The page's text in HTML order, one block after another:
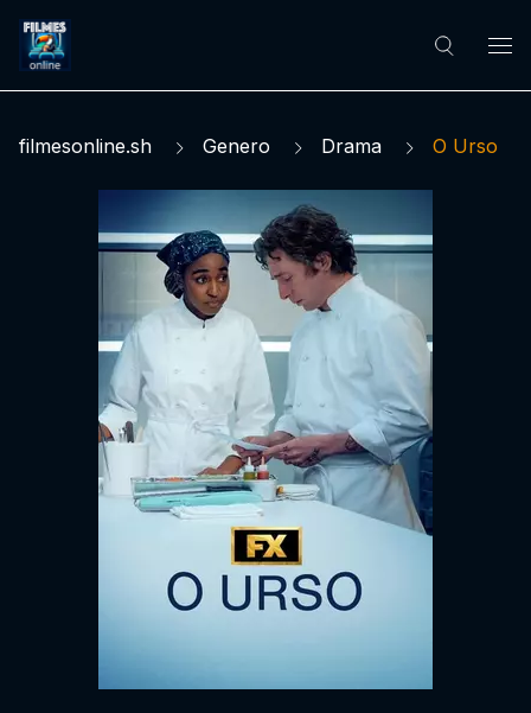
filmesonline.sh Genero Drama O Urso